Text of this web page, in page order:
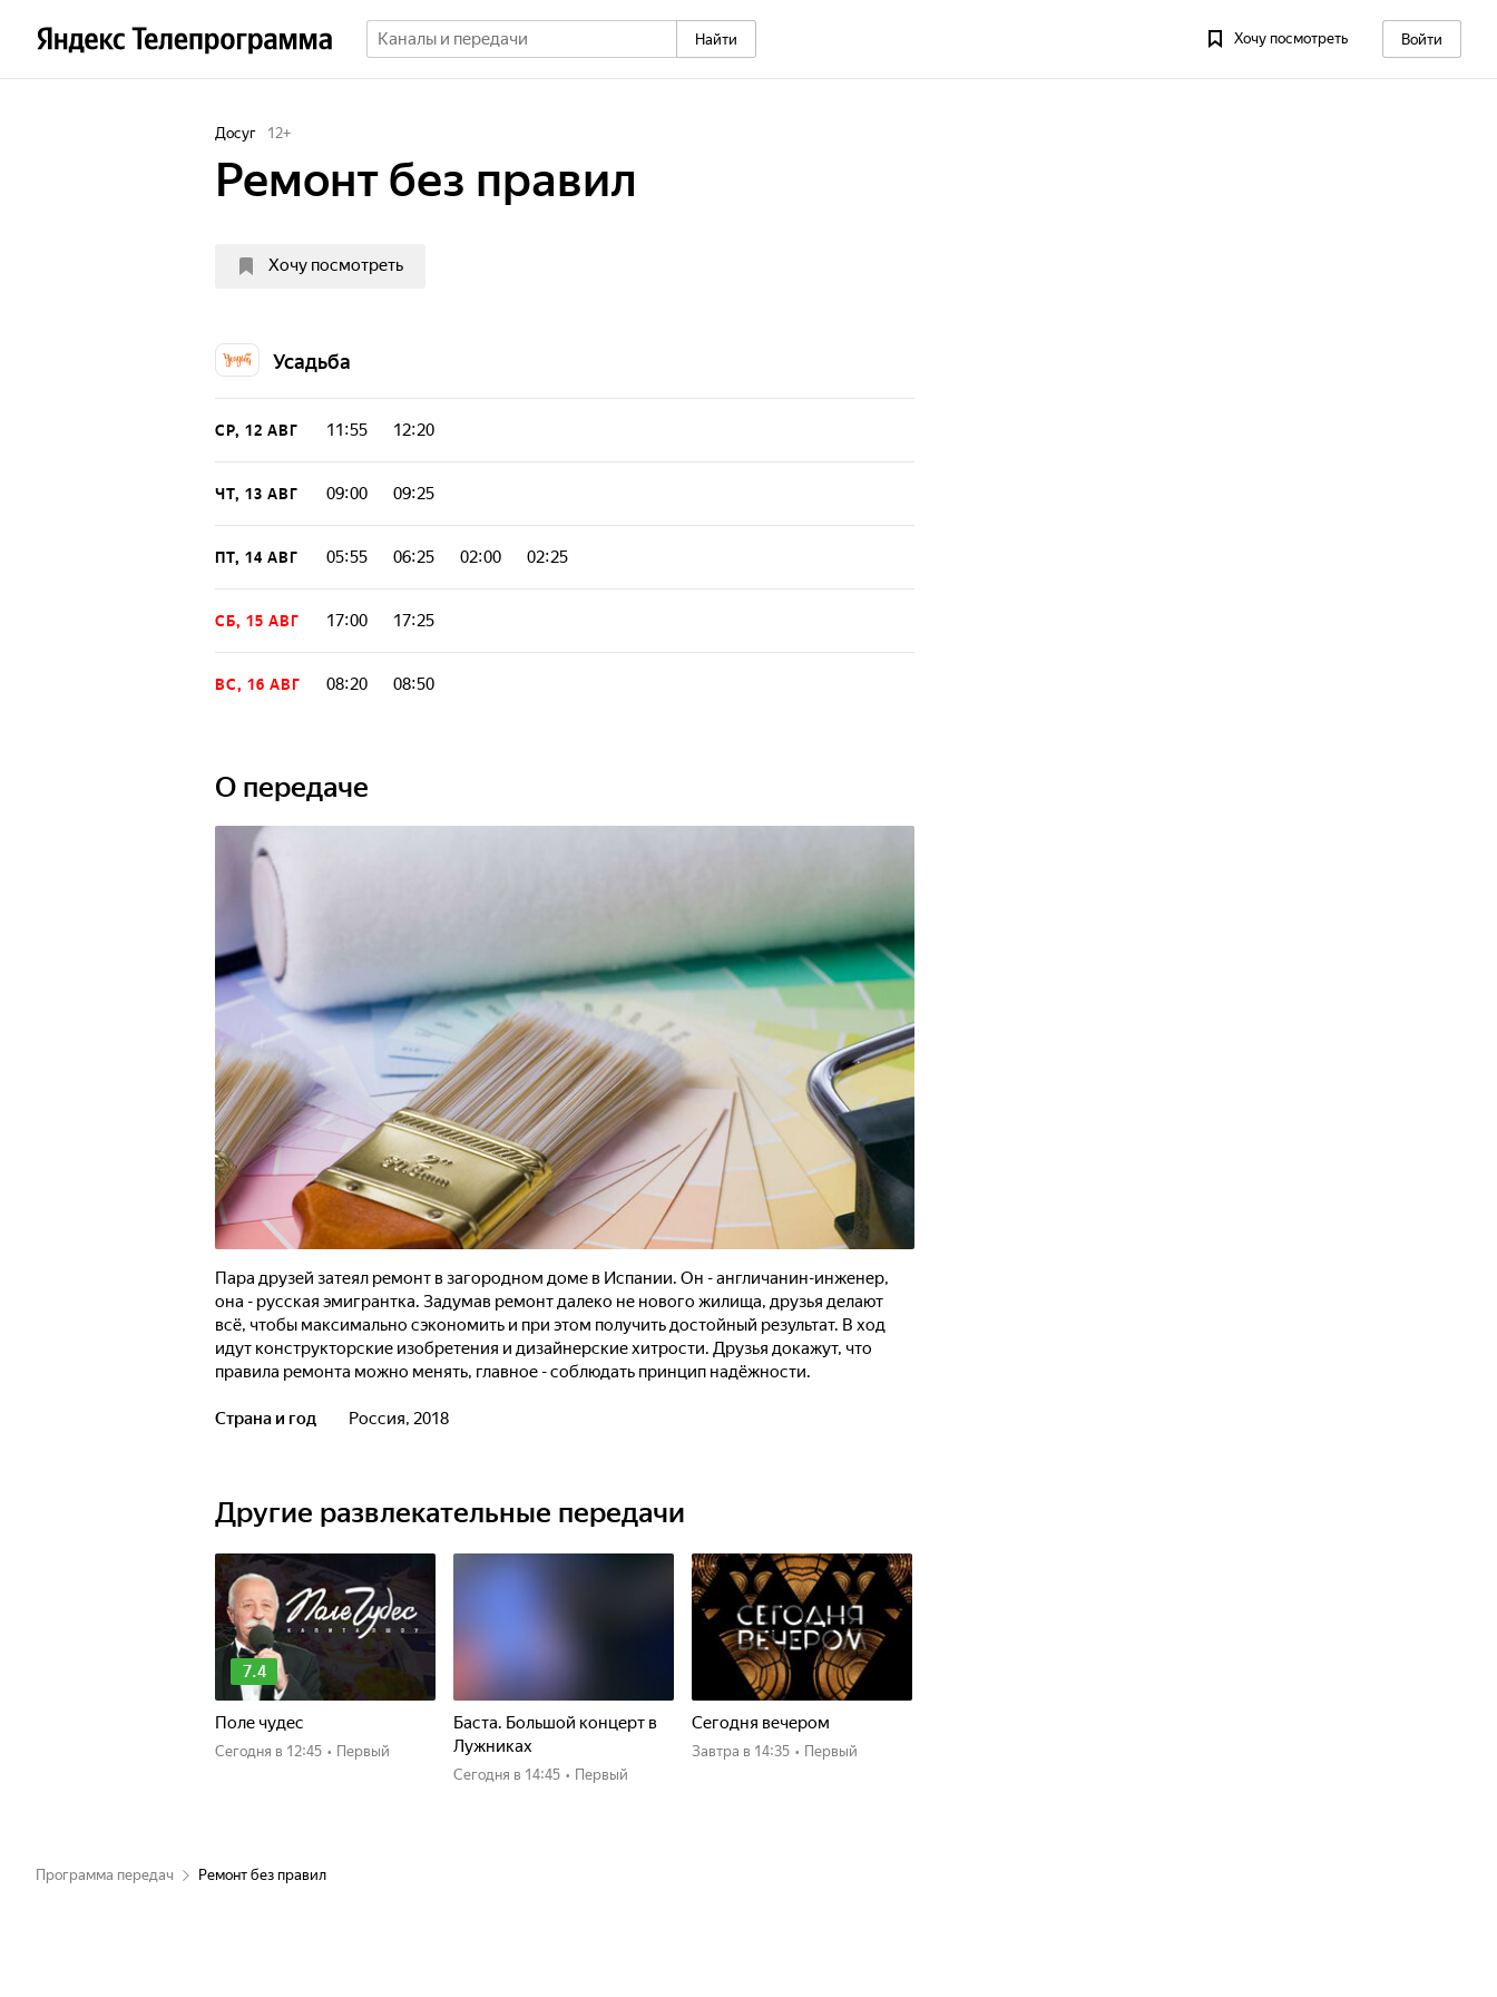
Найти Хочу посмотреть Войти
Досуг 12+
Ремонт без правил
Хочу посмотреть
Усадьба
СР, 12 АВГ 11:55 12:20
ЧТ, 13 АВГ 09:00 09:25
ПТ, 14 АВГ 05:55 06:25 02:00 02:25
СБ, 15 АВГ 17:00 17:25
ВС, 16 АВГ 08:20 08:50
О передаче
Пара друзей затеял ремонт в загородном доме в Испании. Он - англичанин-инженер,
она - русская эмигрантка. Задумав ремонт далеко не нового жилища, друзья делают
всё, чтобы максимально сэкономить и при этом получить достойный результат. В ход
идут конструкторские изобретения и дизайнерские хитрости. Друзья докажут, что
правила ремонта можно менять, главное - соблюдать принцип надёжности.
Страна и год Россия, 2018
Другие развлекательные передачи
7.4
Поле чудес
Сегодня в 12:45 • Первый
Баста. Большой концерт в
Лужниках
Сегодня в 14:45 • Первый
Сегодня вечером
Завтра в 14:35 • Первый
Программа передач Ремонт без правил